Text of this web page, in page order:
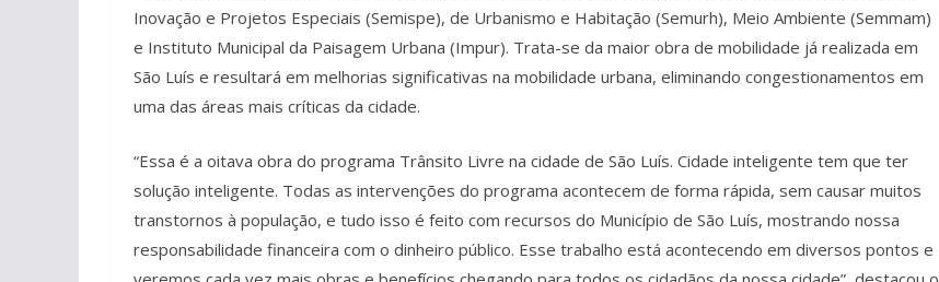
Inovação e Projetos Especiais (Semispe), de Urbanismo e Habitação (Semurh), Meio Ambiente (Semmam)
e Instituto Municipal da Paisagem Urbana (Impur). Trata-se da maior obra de mobilidade já realizada em
São Luís e resultará em melhorias significativas na mobilidade urbana, eliminando congestionamentos em
uma das áreas mais críticas da cidade.
“Essa é a oitava obra do programa Trânsito Livre na cidade de São Luís. Cidade inteligente tem que ter
solução inteligente. Todas as intervenções do programa acontecem de forma rápida, sem causar muitos
transtornos à população, e tudo isso é feito com recursos do Município de São Luís, mostrando nossa
responsabilidade financeira com o dinheiro público. Esse trabalho está acontecendo em diversos pontos e